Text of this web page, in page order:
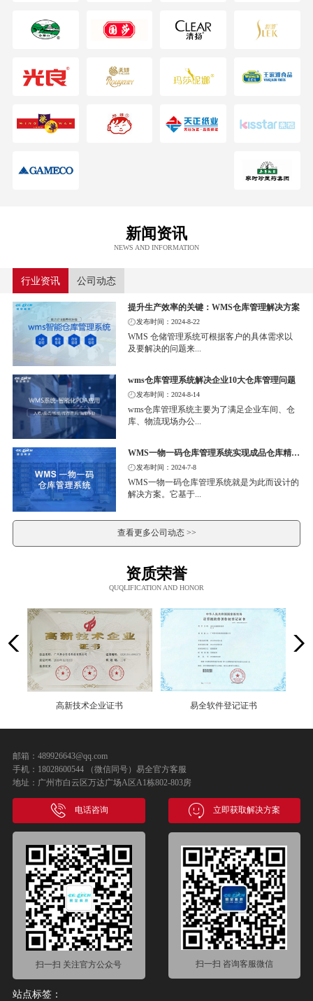
新闻资讯
NEWS AND INFORMATION
行业资讯 公司动态
提升生产效率的关键：WMS仓库管理解决方案
发布时间：2024-8-22
WMS 仓储管理系统可根据客户的具体需求以
及要解决的问题来...
wms仓库管理系统解决企业10大仓库管理问题
发布时间：2024-8-14
wms仓库管理系统主要为了满足企业车间、仓
库、物流现场办公...
WMS一物一码仓库管理系统实现成品仓库精细化管理
发布时间：2024-7-8
WMS一物一码仓库管理系统就是为此而设计的
解决方案。它基于...
查看更多公司动态 >>
资质荣誉
QUQLIFICATION AND HONOR
高新技术企业证书 易全软件登记证书
邮箱：489926643@qq.com
手机：18028600544 （微信同号）易全官方客服
地址：广州市白云区万达广场A区A1栋802-803房
电话咨询 立即获取解决方案
扫一扫 关注官方公众号 扫一扫 咨询客服微信
站点标签：